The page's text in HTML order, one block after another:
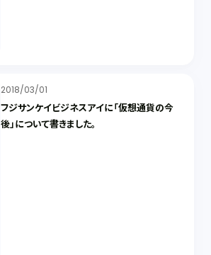
2018/03/01
フジサンケイビジネスアイに「仮想通貨の今
後」について書きました。